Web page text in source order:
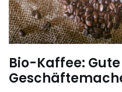
Bio-Kaffee: